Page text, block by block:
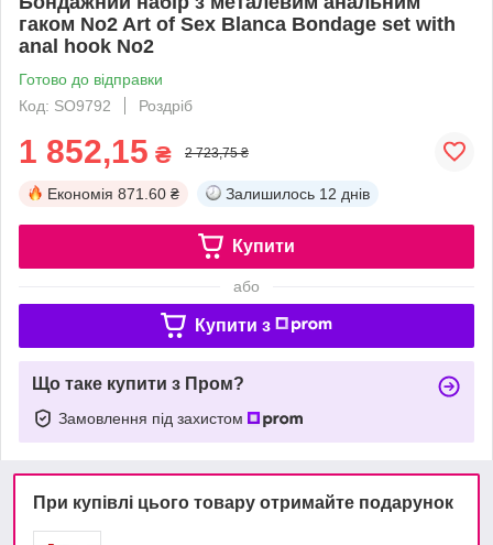
гаком No2 Art of Sex Blanca Bondage set with
anal hook No2
Готово до відправки
Код: SO9792
Роздріб
1 852,15 ₴ 2 723,75 ₴
Економія 871.60 ₴ Залишилось 12 днів
Купити
або
Купити з
Що таке купити з Пром?
Замовлення під захистом
При купівлі цього товару отримайте подарунок